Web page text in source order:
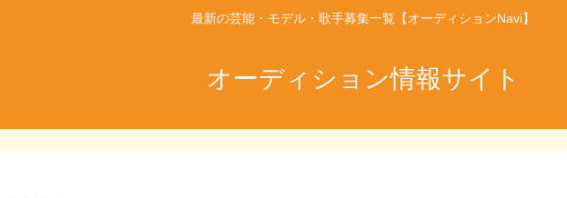
最新の芸能・モデル・歌手募集一覧【オーディションNavi】
オーディション情報サイト